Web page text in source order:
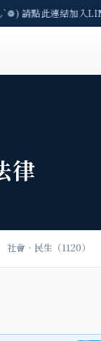
請點此連結加入
律
社會‧民生（1120）